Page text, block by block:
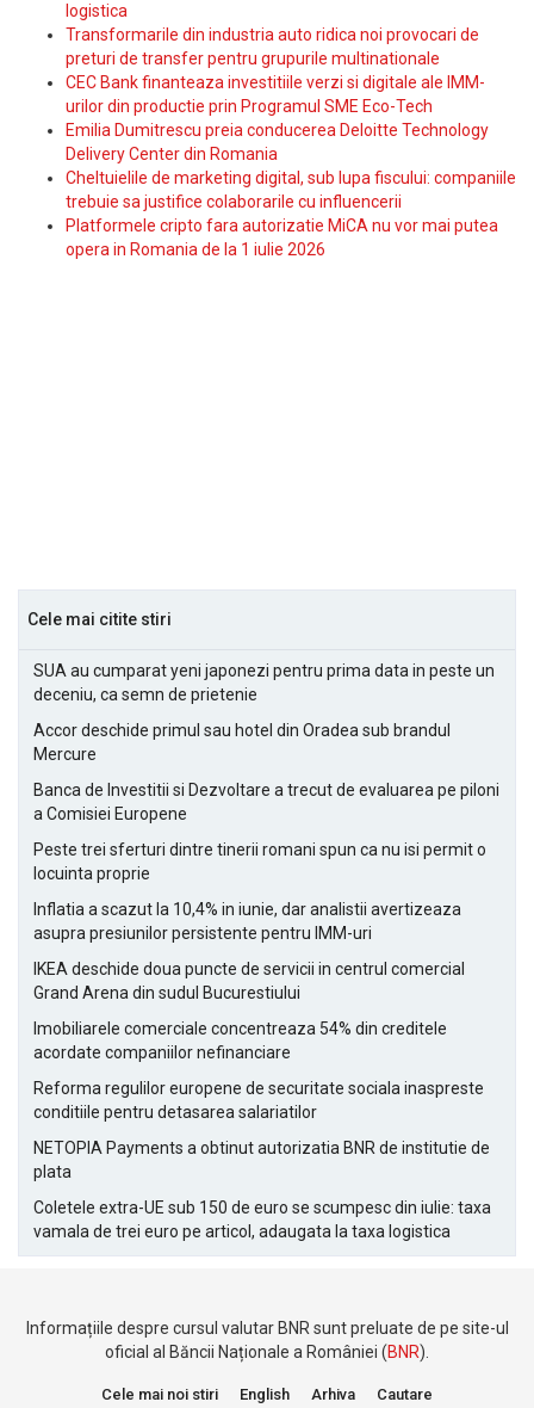
logistica
Transformarile din industria auto ridica noi provocari de
preturi de transfer pentru grupurile multinationale
CEC Bank finanteaza investitiile verzi si digitale ale IMM-
urilor din productie prin Programul SME Eco-Tech
Emilia Dumitrescu preia conducerea Deloitte Technology
Delivery Center din Romania
Cheltuielile de marketing digital, sub lupa fiscului: companiile
trebuie sa justifice colaborarile cu influencerii
Platformele cripto fara autorizatie MiCA nu vor mai putea
opera in Romania de la 1 iulie 2026
Cele mai citite stiri
SUA au cumparat yeni japonezi pentru prima data in peste un
deceniu, ca semn de prietenie
Accor deschide primul sau hotel din Oradea sub brandul
Mercure
Banca de Investitii si Dezvoltare a trecut de evaluarea pe piloni
a Comisiei Europene
Peste trei sferturi dintre tinerii romani spun ca nu isi permit o
locuinta proprie
Inflatia a scazut la 10,4% in iunie, dar analistii avertizeaza
asupra presiunilor persistente pentru IMM-uri
IKEA deschide doua puncte de servicii in centrul comercial
Grand Arena din sudul Bucurestiului
Imobiliarele comerciale concentreaza 54% din creditele
acordate companiilor nefinanciare
Reforma regulilor europene de securitate sociala inaspreste
conditiile pentru detasarea salariatilor
NETOPIA Payments a obtinut autorizatia BNR de institutie de
plata
Coletele extra-UE sub 150 de euro se scumpesc din iulie: taxa
vamala de trei euro pe articol, adaugata la taxa logistica
Informațiile despre cursul valutar BNR sunt preluate de pe site-ul
oficial al Băncii Naționale a României (BNR).
Cele mai noi stiri English Arhiva Cautare